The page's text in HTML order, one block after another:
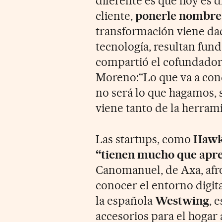
cliente,ponerle
transformación viene
tecnología, resultan
compartió el
Moreno:“Lo que va a
no será lo que
viene tanto de la
Las startups, como
“tienen mucho que
Canomanuel, de Axa,
conocer el entorno
la españolaWestwing,
accesorios para el